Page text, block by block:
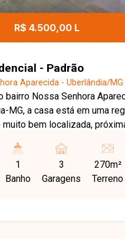
R$ 4.500,00 L
- Padrão
Aparecida - Uberlândia/MG
bairro Nossa Senhora
MG, a casa está em uma
bem localizada,
e serviços, ideal para quem
no dia a dia e excelente
comerciais. Casa com sala
1
Banho
3
Garagens
270m²
Terreno